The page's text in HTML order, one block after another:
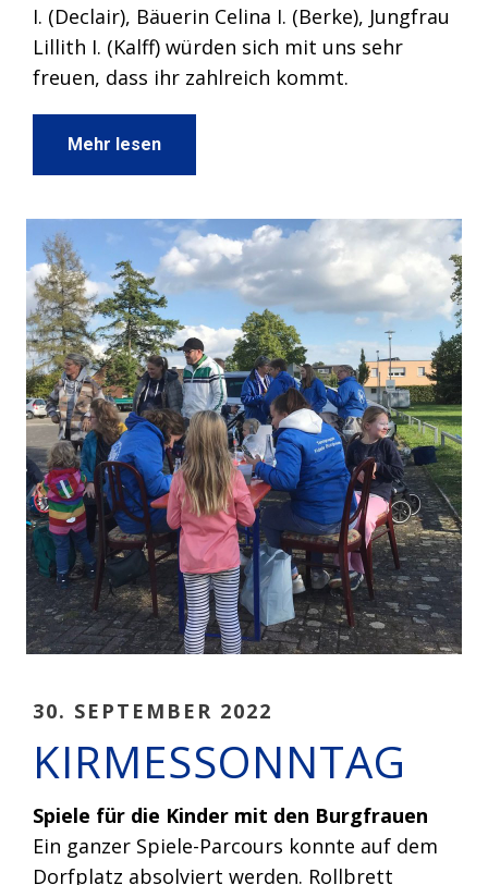
I. (Declair), Bäuerin Celina I. (Berke), Jungfrau
Lillith I. (Kalff) würden sich mit uns sehr
freuen, dass ihr zahlreich kommt.
Mehr lesen
30. SEPTEMBER 2022
KIRMESSONNTAG
Spiele für die Kinder mit den Burgfrauen
Ein ganzer Spiele-Parcours konnte auf dem
Dorfplatz absolviert werden. Rollbrett